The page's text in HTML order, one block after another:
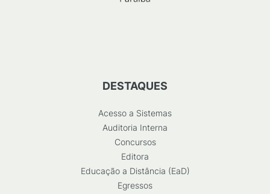
DESTAQUES
Acesso a Sistemas
Auditoria Interna
Concursos
Editora
Educação a Distância (EaD)
Egressos